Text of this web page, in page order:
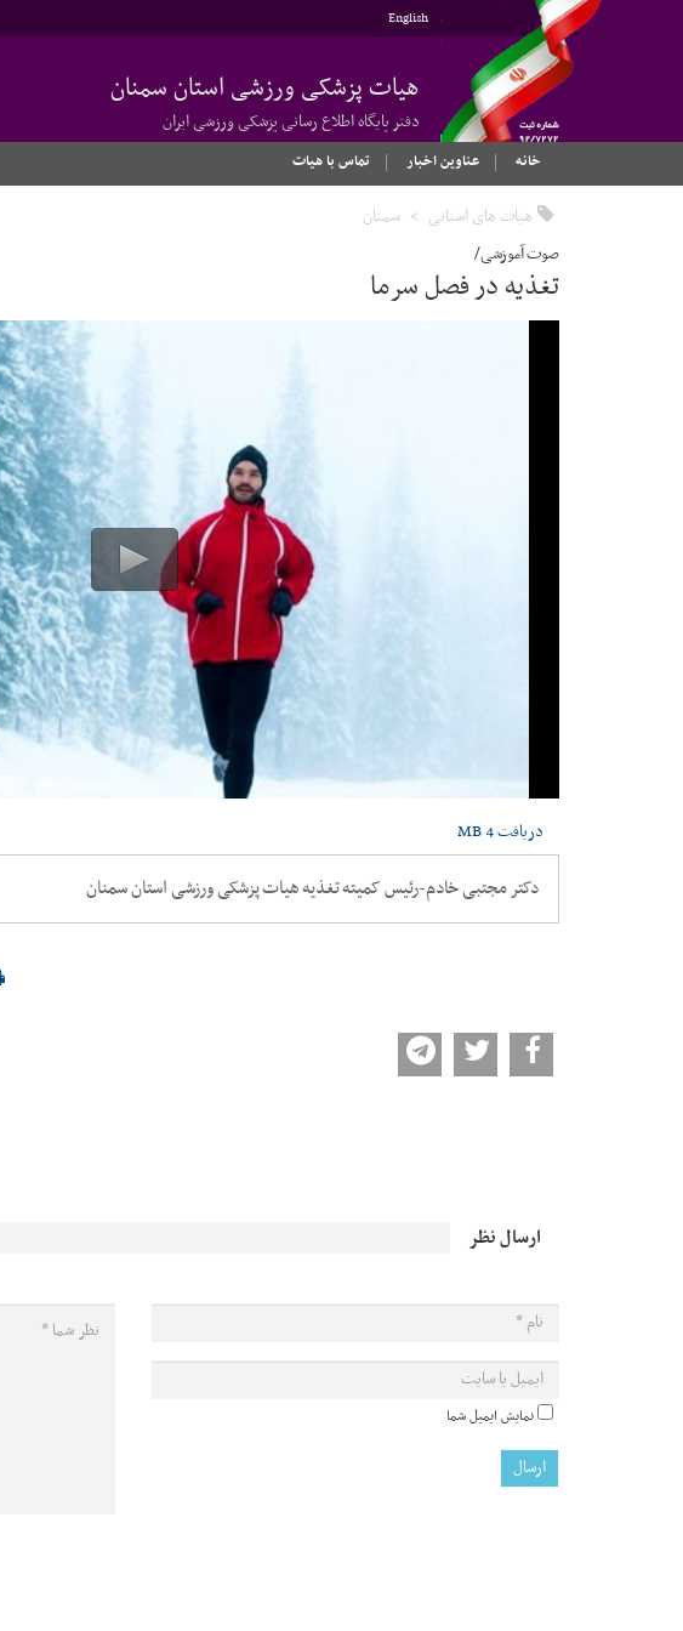
English
هیات پزشکی ورزشی استان سمنان
دفتر پایگاه اطلاع رسانی پزشکی ورزشی ایران
خانه
عناوین اخبار تماس با هیات
هیات های استانی سمنان
صوت آموزشی/
تغذیه در فصل سرما
دریافت4 MB
دکتر مجتبی خادم-رئیس کمیته تغذیه هیات پزشکی ورزشی استان سمنان
ارسال نظر
نمایش ایمیل شما